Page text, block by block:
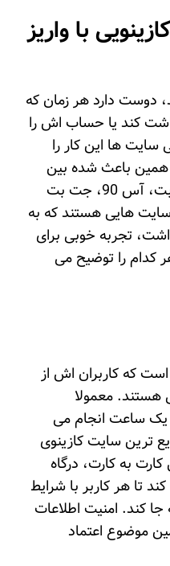
با واریز
دوست دارد هر زمان که
کند یا حساب اش را
ها این کار را
باعث شده بین
کاربران محبوب شوند. بکس بت، آس 90، جت بت
سایت هایی هستند که به
تجربه خوبی برای
کدام را توضیح می
که کاربران اش از
هستند. معمولا
یک ساعت انجام می
ترین سایت کازینوی
به کارت، درگاه
تا هر کاربر با شرایط
کند. امنیت اطلاعات
موضوع اعتماد